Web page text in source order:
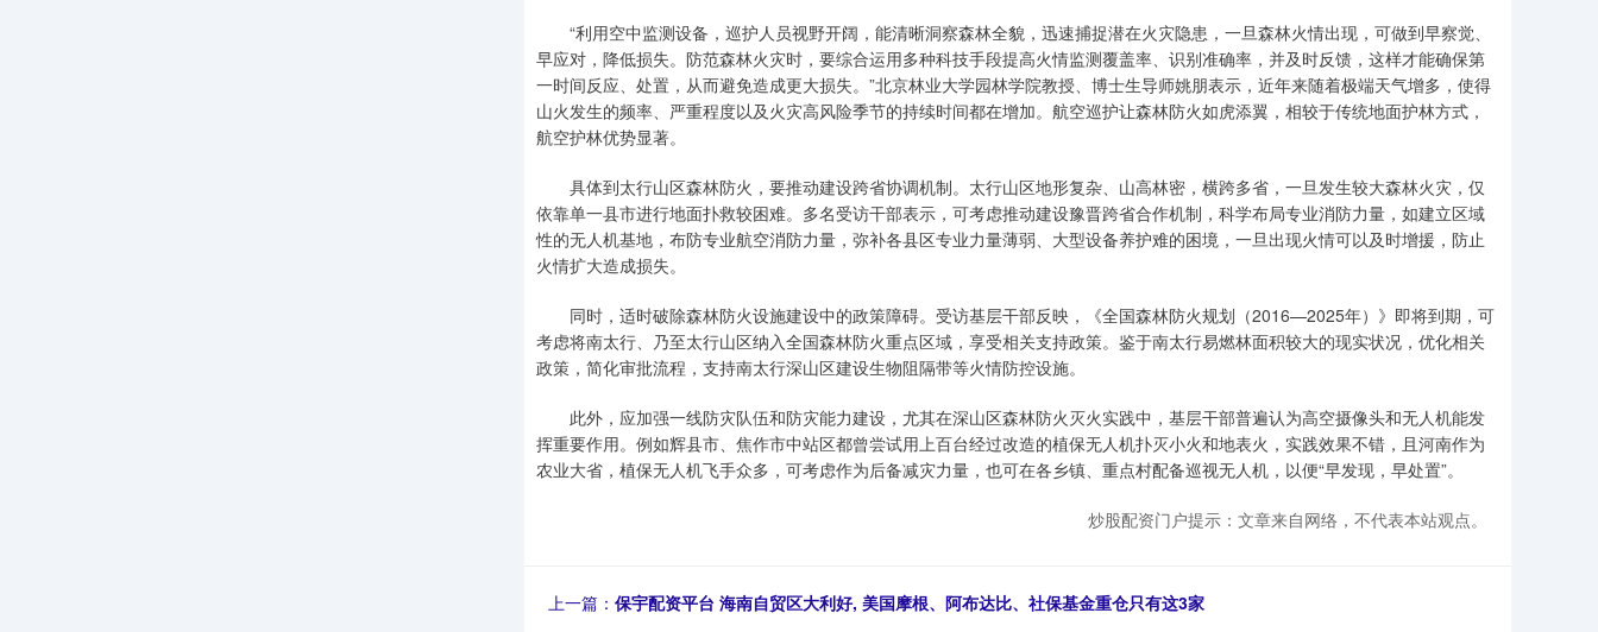
“利用空中监测设备，巡护人员视野开阔，能清晰洞察森林全貌，迅速捕捉潜在火灾隐患，一旦森林火情出现，可做到早察觉、
早应对，降低损失。防范森林火灾时，要综合运用多种科技手段提高火情监测覆盖率、识别准确率，并及时反馈，这样才能确保第
一时间反应、处置，从而避免造成更大损失。”北京林业大学园林学院教授、博士生导师姚朋表示，近年来随着极端天气增多，使得
山火发生的频率、严重程度以及火灾高风险季节的持续时间都在增加。航空巡护让森林防火如虎添翼，相较于传统地面护林方式，
航空护林优势显著。
具体到太行山区森林防火，要推动建设跨省协调机制。太行山区地形复杂、山高林密，横跨多省，一旦发生较大森林火灾，仅
依靠单一县市进行地面扑救较困难。多名受访干部表示，可考虑推动建设豫晋跨省合作机制，科学布局专业消防力量，如建立区域
性的无人机基地，布防专业航空消防力量，弥补各县区专业力量薄弱、大型设备养护难的困境，一旦出现火情可以及时增援，防止
火情扩大造成损失。
同时，适时破除森林防火设施建设中的政策障碍。受访基层干部反映，《全国森林防火规划（2016—2025年）》即将到期，可
考虑将南太行、乃至太行山区纳入全国森林防火重点区域，享受相关支持政策。鉴于南太行易燃林面积较大的现实状况，优化相关
政策，简化审批流程，支持南太行深山区建设生物阻隔带等火情防控设施。
此外，应加强一线防灾队伍和防灾能力建设，尤其在深山区森林防火灭火实践中，基层干部普遍认为高空摄像头和无人机能发
挥重要作用。例如辉县市、焦作市中站区都曾尝试用上百台经过改造的植保无人机扑灭小火和地表火，实践效果不错，且河南作为
农业大省，植保无人机飞手众多，可考虑作为后备减灾力量，也可在各乡镇、重点村配备巡视无人机，以便“早发现，早处置”。
炒股配资门户提示：文章来自网络，不代表本站观点。
上一篇： 保宇配资平台 海南自贸区大利好, 美国摩根、阿布达比、社保基金重仓只有这3家